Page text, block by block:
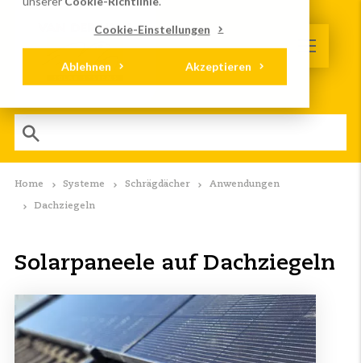
Cookie-Einstellungen
Akzeptieren
Ablehnen
Home Systeme Schrägdächer Anwendungen
Dachziegeln
Solarpaneele auf Dachziegeln